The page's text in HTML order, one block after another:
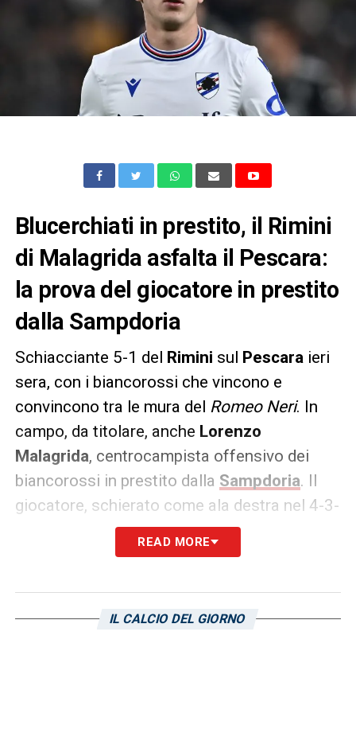
Blucerchiati in prestito, il Rimini
di Malagrida asfalta il Pescara:
la prova del giocatore in prestito
dalla Sampdoria
Schiacciante 5-1 del Rimini sul Pescaraieri
sera, con i biancorossi che vincono e
convincono tra le mura del Romeo Neri. In
campo, da titolare, anche Lorenzo
Malagrida, centrocampista offensivo dei
biancorossi in prestito dalla Sampdoria. Il
giocatore, schierato come ala destra nel 4-3-
, ha disputato una buona gara,
seppur non sia riuscito a fornire gol o assist
spazio all’ingresso di Gabriele Capanni
READ MORE
IL CALCIO DEL GIORNO